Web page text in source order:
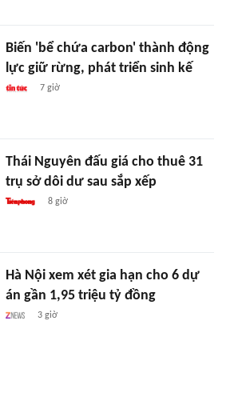
Biến 'bể chứa carbon' thành động
lực giữ rừng, phát triển sinh kế
7 giờ
Thái Nguyên đấu giá cho thuê 31
trụ sở dôi dư sau sắp xếp
8 giờ
Hà Nội xem xét gia hạn cho 6 dự
án gần 1,95 triệu tỷ đồng
3 giờ